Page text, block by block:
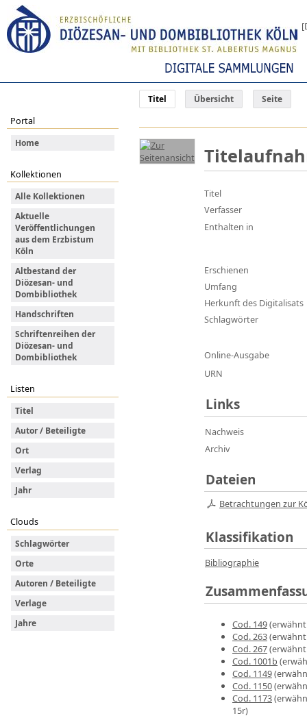
Titel Übersicht Seite
Portal
Home
Kollektionen
Alle Kollektionen
Aktuelle
Veröffentlichungen
aus dem Erzbistum
Köln
Altbestand der
Diözesan- und
Dombibliothek
Handschriften
Schriftenreihen der
Diözesan- und
Dombibliothek
Listen
Titel
Autor / Beteiligte
Ort
Verlag
Jahr
Clouds
Schlagwörter
Orte
Autoren / Beteiligte
Verlage
Jahre
Titel
Verfasser
Enthalten in
Erschienen
Umfang
Herkunft des Digitalisats
Schlagwörter
Online-Ausgabe
URN
Links
Nachweis
Archiv
Dateien
Betrachtungen zur
Klassifikation
Bibliographie
Cod. 149(erwähnt
Cod. 263(erwähnt
Cod. 267(erwähnt
Cod. 1001b
Cod. 1149
Cod. 1150
Cod. 1173
15r)